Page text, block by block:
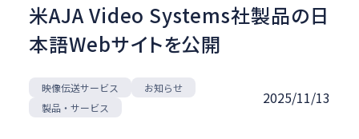
米AJA Video Systems社製品の日
本語Webサイトを公開
映像伝送サービス お知らせ
製品・サービス
2025/11/13